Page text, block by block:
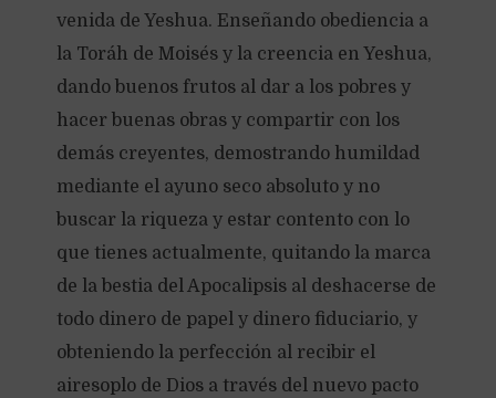
venida de Yeshua. Enseñando obediencia a
la Toráh de Moisés y la creencia en Yeshua,
dando buenos frutos al dar a los pobres y
hacer buenas obras y compartir con los
demás creyentes, demostrando humildad
mediante el ayuno seco absoluto y no
buscar la riqueza y estar contento con lo
que tienes actualmente, quitando la marca
de la bestia del Apocalipsis al deshacerse de
todo dinero de papel y dinero fiduciario, y
obteniendo la perfección al recibir el
airesoplo de Dios a través del nuevo pacto